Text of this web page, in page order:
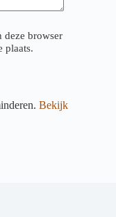
deze browser
plaats.
Bekijk